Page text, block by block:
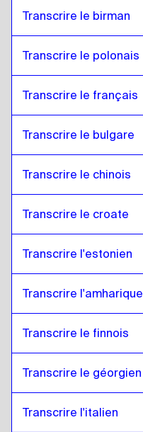
Transcrire le birman
Transcrire le polonais
Transcrire le français
Transcrire le bulgare
Transcrire le chinois
Transcrire le croate
Transcrire l'estonien
Transcrire l'amharique
Transcrire le finnois
Transcrire le géorgien
Transcrire l'italien